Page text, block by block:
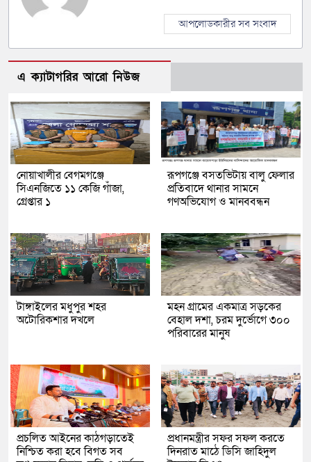
আপলোডকারীর সব সংবাদ
এ ক্যাটাগরির আরো নিউজ
নোয়াখালীর বেগমগঞ্জে
সিএনজিতে ১১ কেজি গাঁজা,
গ্রেপ্তার ১
রূপগঞ্জে বসতভিটায় বালু ফেলার
প্রতিবাদে থানার সামনে
গণঅভিযোগ ও মানববন্ধন
টাঙ্গাইলের মধুপুর শহর
অটোরিকশার দখলে
মহন গ্রামের একমাত্র সড়কের
বেহাল দশা, চরম দুর্ভোগে ৩০০
পরিবারের মানুষ
প্রচলিত আইনের কাঠগড়াতেই
নিশ্চিত করা হবে বিগত সব
প্রধানমন্ত্রীর সফর সফল করতে
দিনরাত মাঠে ডিসি জাহিদুল